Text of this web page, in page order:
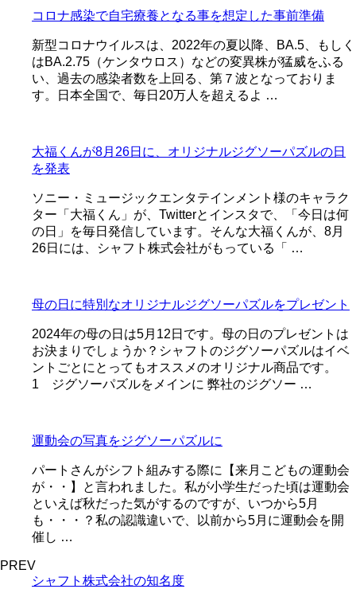
コロナ感染で自宅療養となる事を想定した事前準備
新型コロナウイルスは、2022年の夏以降、BA.5、もしく
はBA.2.75（ケンタウロス）などの変異株が猛威をふる
い、過去の感染者数を上回る、第７波となっておりま
す。日本全国で、毎日20万人を超えるよ …
大福くんが8月26日に、オリジナルジグソーパズルの日
を発表
ソニー・ミュージックエンタテインメント様のキャラク
ター「大福くん」が、Twitterとインスタで、「今日は何
の日」を毎日発信しています。そんな大福くんが、8月
26日には、シャフト株式会社がもっている「 …
母の日に特別なオリジナルジグソーパズルをプレゼント
2024年の母の日は5月12日です。母の日のプレゼントは
お決まりでしょうか？シャフトのジグソーパズルはイベ
ントごとにとってもオススメのオリジナル商品です。
1 ジグソーパズルをメインに 弊社のジグソー …
運動会の写真をジグソーパズルに
パートさんがシフト組みする際に【来月こどもの運動会
が・・】と言われました。私が小学生だった頃は運動会
といえば秋だった気がするのですが、いつから5月
も・・・？私の認識違いで、以前から5月に運動会を開
催し …
PREV
シャフト株式会社の知名度